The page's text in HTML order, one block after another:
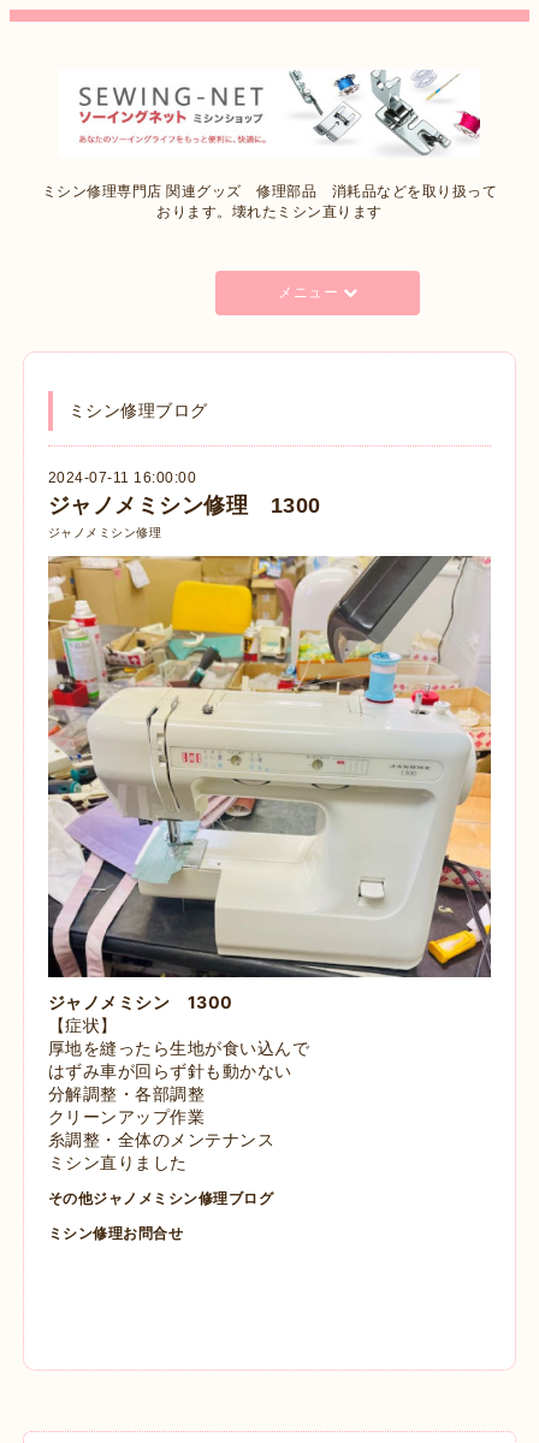
ミシン修理専門店 関連グッズ 修理部品 消耗品などを取り扱って
おります。壊れたミシン直ります
メニュー
ミシン修理ブログ
2024-07-11 16:00:00
ジャノメミシン修理 1300
ジャノメミシン修理
ジャノメミシン 1300
【症状】
厚地を縫ったら生地が食い込んで
はずみ車が回らず針も動かない
分解調整・各部調整
クリーンアップ作業
糸調整・全体のメンテナンス
ミシン直りました
その他ジャノメミシン修理ブログ
ミシン修理お問合せ